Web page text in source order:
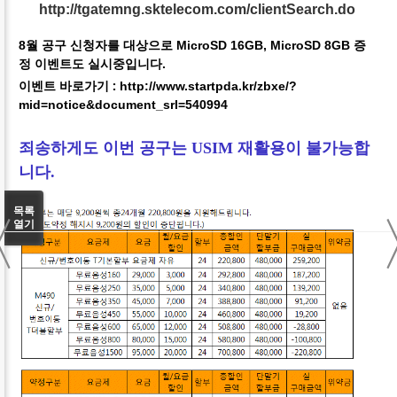
http://tgatemng.sktelecom.com/clientSearch.do
8월 공구 신청자를 대상으로 MicroSD 16GB, MicroSD 8GB 증
정 이벤트도 실시중입니다.
이벤트 바로가기 : http://www.startpda.kr/zbxe/?
mid=notice&document_srl=540994
죄송하게도 이번 공구는 USIM 재활용이 불가능합
니다.
목록
열기